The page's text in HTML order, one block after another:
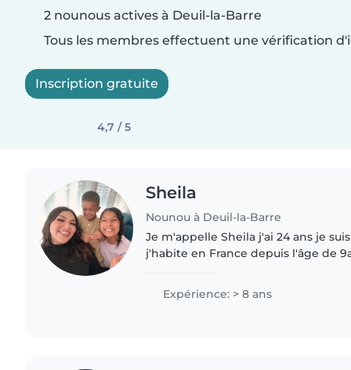
2 nounous actives à Deuil-la-Barre
Tous les membres effectuent une vérification
Inscription gratuite
4,7 / 5
Sheila
Nounou à Deuil-la-Barre
Je m'appelle Sheila j'ai 24 ans je
j'habite en France depuis l'âge de
patiente,..
Expérience: > 8 ans